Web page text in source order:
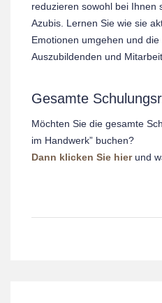
reduzieren sowohl bei Ihnen
Azubis. Lernen Sie wie sie
Emotionen umgehen und
Auszubildenden und
Gesamte
Möchten Sie die gesamte
im Handwerk” buchen?
Dann klicken Sie hierund